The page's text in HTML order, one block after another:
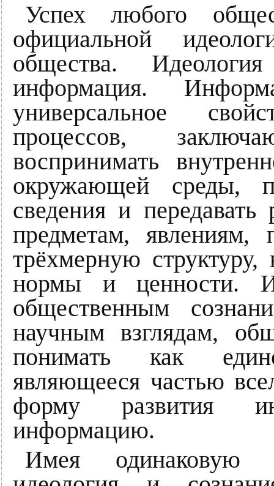
Успех любого
официальной
общества.
информация.
универсальное
процессов,
воспринимать
окружающей среды,
сведения и передавать
предметам, явлениям,
трёхмерную
нормы и ценности.
общественным
научным взглядам,
понимать как
являющееся частью
форму развития
информацию.
Имея одинаковую